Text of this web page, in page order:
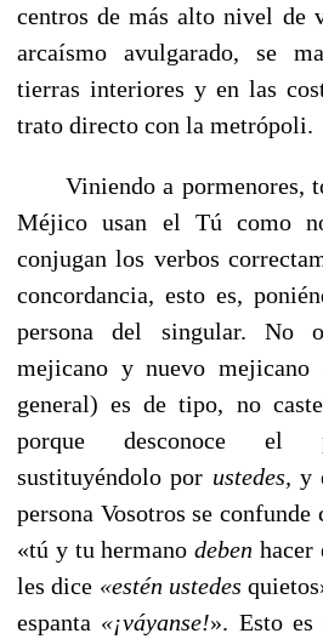
centros de más alto nivel de
arcaísmo avulgarado, se
tierras interiores y en las
trato directo con la metrópoli.
Viniendo a pormenores,
Méjico usan el Tú como
conjugan los verbos
concordancia, esto es,
persona del singular. No
mejicano y nuevo
gene­ral) es de tipo, no
porque desco­noce el
sustituyéndolo por ustedes, y
persona Vosotros se
«tú y tu hermanodebenhacer
les dice «estén ustedes
espan­ta «¡váyanse!». Esto